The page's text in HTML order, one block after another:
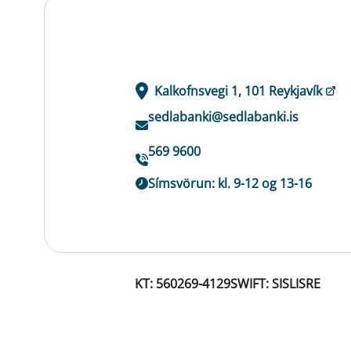
Kalkofnsvegi 1, 101 Reykjavík
sedlabanki@sedlabanki.is
569 9600
Símsvörun: kl. 9-12 og 13-16
KT: 560269-4129SWIFT: SISLISRE